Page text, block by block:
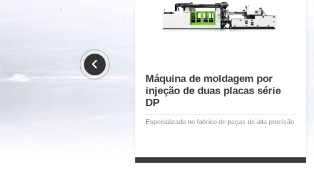
Máquina de moldagem por
injeção de duas placas série
DP
Especializada no fabrico de peças de alta precisão